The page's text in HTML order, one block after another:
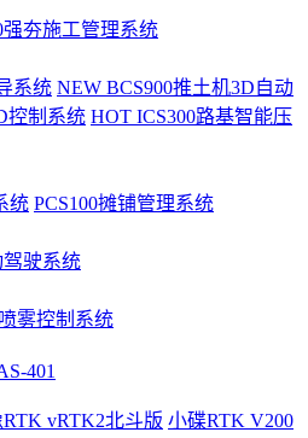
强夯施工管理系统
系统 NEW BCS900推土机3D自动
控制系统 HOT ICS300路基智能压
统 PCS100摊铺管理系统
驶系统
雾控制系统
401
RTK vRTK2北斗版 小碟RTK V200